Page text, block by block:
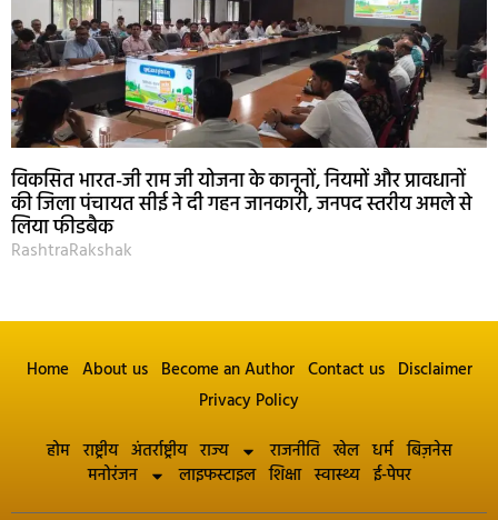
विकसित भारत-जी राम जी योजना के कानूनों, नियमों और प्रावधानों
की जिला पंचायत सीई ने दी गहन जानकारी, जनपद स्तरीय अमले से
लिया फीडबैक
RashtraRakshak
Home About us Become an Author Contact us Disclaimer
Privacy Policy
होम राष्ट्रीय अंतर्राष्ट्रीय राज्य राजनीति खेल धर्म बिज़नेस
मनोरंजन
लाइफस्टाइल शिक्षा स्वास्थ्य ई-पेपर